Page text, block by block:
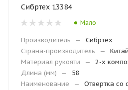
Сибртех 13384
Мало
Производитель —
Сибртех
Страна-производитель
—
Китай
Материал рукояти
—
2-х
Длина (мм)
—
58
Наименование
—
Отвертка со